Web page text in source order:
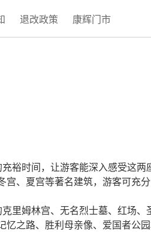
退改政策 康辉门市
裕时间，让游客能深入感受这两
、夏宫等著名建筑，游客可充
里姆林宫、无名烈士墓、红场
之路、胜利母亲像、爱国者公